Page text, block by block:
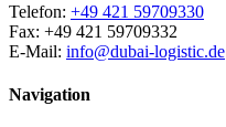
Telefon: +49 421 59709330
Fax: +49 421 59709332
E-Mail: info@dubai-logistic.de
Navigation